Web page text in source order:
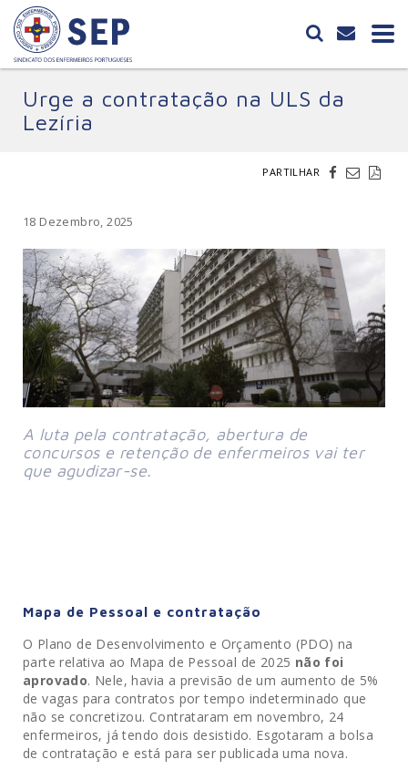
Urge a contratação na ULS da
Lezíria
PARTILHAR
18 Dezembro, 2025
A luta pela contratação, abertura de
concursos e retenção de enfermeiros vai ter
que agudizar-se.
Mapa de Pessoal e contratação
O Plano de Desenvolvimento e Orçamento (PDO) na
parte relativa ao Mapa de Pessoal de 2025 não foi
aprovado. Nele, havia a previsão de um aumento de 5%
de vagas para contratos por tempo indeterminado que
não se concretizou. Contrataram em novembro, 24
enfermeiros, já tendo dois desistido. Esgotaram a bolsa
de contratação e está para ser publicada uma nova.